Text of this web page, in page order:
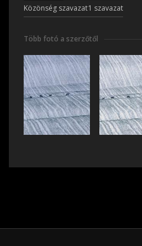
Közönség szavazat1 szavazat
Több fotó a szerzőtől